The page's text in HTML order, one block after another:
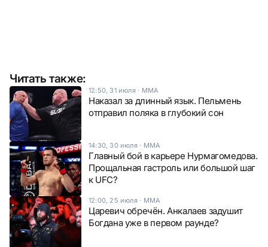
Читать также:
12:50, 31 июля· ММА
Наказал за длинный язык. Пельмень
отправил поляка в глубокий сон
14:30, 30 июля· ММА
Главный бой в карьере Нурмагомедова.
Прощальная гастроль или большой шаг
к UFC?
12:00, 25 июля· ММА
Царевич обречён. Анкалаев задушит
Богдана уже в первом раунде?